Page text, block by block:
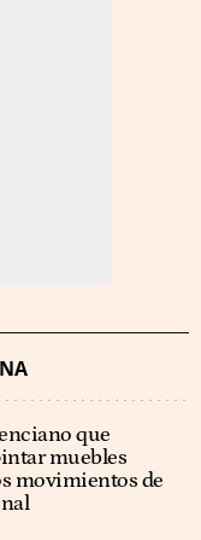
que
muebles
movimientos de